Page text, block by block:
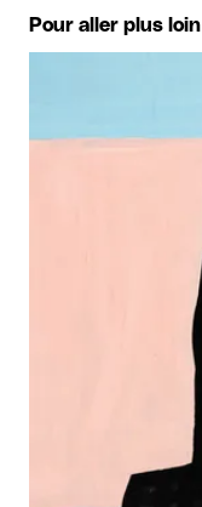
Pour aller plus loin